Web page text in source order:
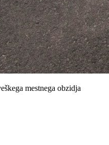
mestnega obzidja